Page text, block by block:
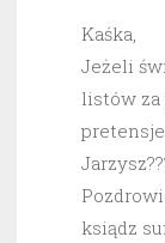
Kaśka,
Jeżeli
listów
ksiądz